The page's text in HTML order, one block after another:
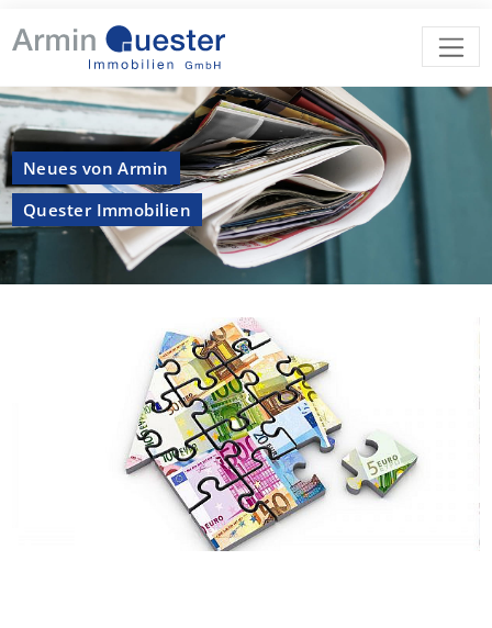
Neues von Armin
Quester Immobilien